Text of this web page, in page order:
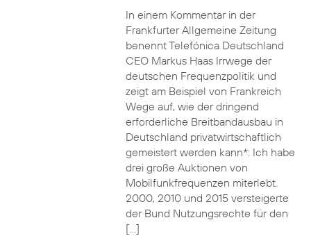
In einem Kommentar in der
Frankfurter Allgemeine Zeitung
benennt Telefónica Deutschland
CEO Markus Haas Irrwege der
deutschen Frequenzpolitik und
zeigt am Beispiel von Frankreich
Wege auf, wie der dringend
erforderliche Breitbandausbau in
Deutschland privatwirtschaftlich
gemeistert werden kann*: Ich habe
drei große Auktionen von
Mobilfunkfrequenzen miterlebt.
2000, 2010 und 2015 versteigerte
der Bund Nutzungsrechte für den
[…]